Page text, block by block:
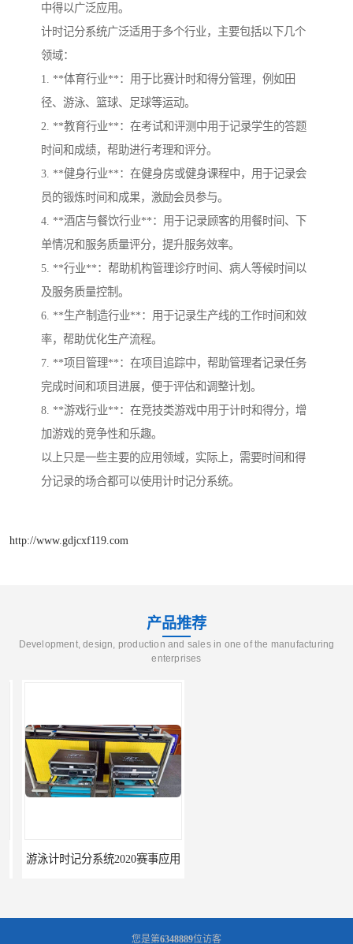
中得以广泛应用。
计时记分系统广泛适用于多个行业，主要包括以下几个
领域：
1. **体育行业**：用于比赛计时和得分管理，例如田
径、游泳、篮球、足球等运动。
2. **教育行业**：在考试和评测中用于记录学生的答题
时间和成绩，帮助进行考理和评分。
3. **健身行业**：在健身房或健身课程中，用于记录会
员的锻炼时间和成果，激励会员参与。
4. **酒店与餐饮行业**：用于记录顾客的用餐时间、下
单情况和服务质量评分，提升服务效率。
5. **行业**：帮助机构管理诊疗时间、病人等候时间以
及服务质量控制。
6. **生产制造行业**：用于记录生产线的工作时间和效
率，帮助优化生产流程。
7. **项目管理**：在项目追踪中，帮助管理者记录任务
完成时间和项目进展，便于评估和调整计划。
8. **游戏行业**：在竞技类游戏中用于计时和得分，增
加游戏的竞争性和乐趣。
以上只是一些主要的应用领域，实际上，需要时间和得
分记录的场合都可以使用计时记分系统。
http://www.gdjcxf119.com
产品推荐
Development, design, production and sales in one of the manufacturing
enterprises
游泳计时记分系统2020赛事应用
您是第6348889位访客